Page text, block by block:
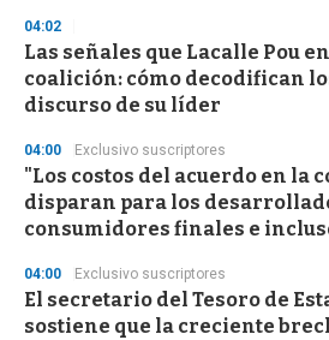
04:02
Las señales que Lacalle Pou
coalición: cómo decodifican
discurso de su líder
04:00 Exclusivo suscriptores
"Los costos del acuerdo en la
disparan para los
consumidores finales e
04:00 Exclusivo suscriptores
El secretario del Tesoro de
sostiene que la creciente